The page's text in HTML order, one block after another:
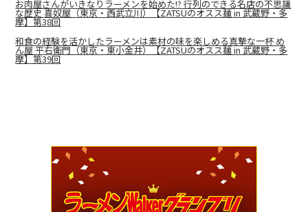
お肉屋さんがいきなりラーメンを始めた!? 行列のできる名店の不思議
な歴史 喜奴屋（東京・西武立川）【ZATSUのオスス麺 in 武蔵野・多
摩】第38回
和食の経験を活かしたラーメンは素材の味を楽しめる真摯な一杯 め
ん屋 平右衛門（東京・東小金井）【ZATSUのオスス麺 in 武蔵野・多
摩】第39回